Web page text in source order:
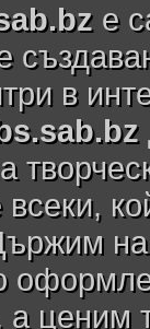
е
в
всеки,
а ценим